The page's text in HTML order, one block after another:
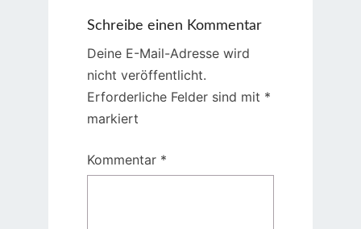
Schreibe einen Kommentar
Deine E-Mail-Adresse wird
nicht veröffentlicht.
Erforderliche Felder sind mit *
markiert
Kommentar *